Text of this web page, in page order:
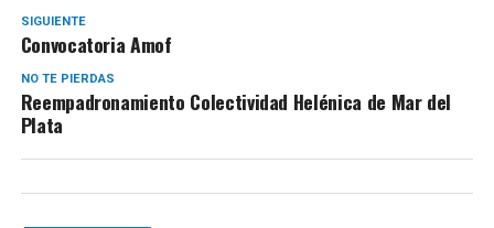
SIGUIENTE
Convocatoria Amof
NO TE PIERDAS
Reempadronamiento Colectividad Helénica de Mar del
Plata